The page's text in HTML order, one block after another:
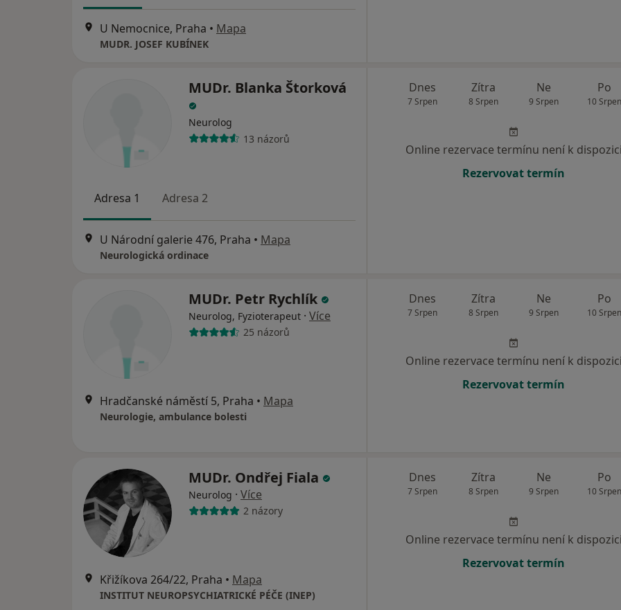
U Nemocnice, Praha • Mapa
MUDR. JOSEF KUBÍNEK
MUDr. Blanka Štorková
Neurolog
13 názorů
Adresa 1 Adresa 2
U Národní galerie 476, Praha • Mapa
Neurologická ordinace
Dnes
7 Srpen
Zítra
8 Srpen
Ne
9 Srpen
Po
10 Srpen
Online rezervace termínu není k dispozici
Rezervovat termín
MUDr. Petr Rychlík
Neurolog, Fyzioterapeut · Více
25 názorů
Hradčanské náměstí 5, Praha • Mapa
Neurologie, ambulance bolesti
Dnes
7 Srpen
Zítra
8 Srpen
Ne
9 Srpen
Po
10 Srpen
Online rezervace termínu není k dispozici
Rezervovat termín
MUDr. Ondřej Fiala
Neurolog · Více
2 názory
Křižíkova 264/22, Praha • Mapa
INSTITUT NEUROPSYCHIATRICKÉ PÉČE (INEP)
Dnes
7 Srpen
Zítra
8 Srpen
Ne
9 Srpen
Po
10 Srpen
Online rezervace termínu není k dispozici
Rezervovat termín